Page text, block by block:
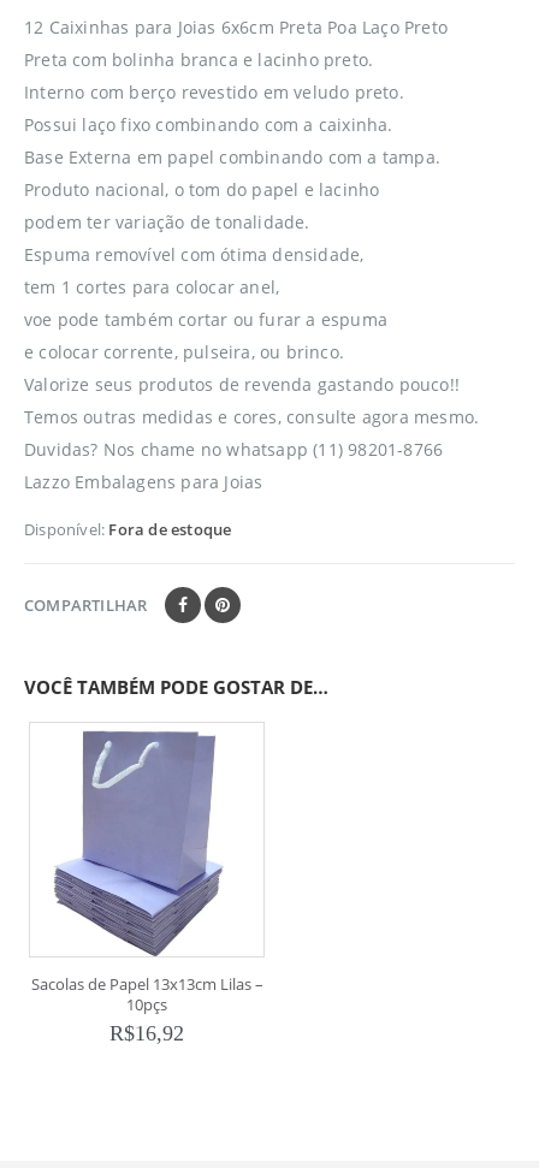
12 Caixinhas para Joias 6x6cm Preta Poa Laço Preto
Preta com bolinha branca e lacinho preto.
Interno com berço revestido em veludo preto.
Possui laço fixo combinando com a caixinha.
Base Externa em papel combinando com a tampa.
Produto nacional, o tom do papel e lacinho
podem ter variação de tonalidade.
Espuma removível com ótima densidade,
tem 1 cortes para colocar anel,
voe pode também cortar ou furar a espuma
e colocar corrente, pulseira, ou brinco.
Valorize seus produtos de revenda gastando pouco!!
Temos outras medidas e cores, consulte agora mesmo.
Duvidas? Nos chame no whatsapp (11) 98201-8766
Lazzo Embalagens para Joias
Disponível: Fora de estoque
COMPARTILHAR
VOCÊ TAMBÉM PODE GOSTAR DE…
Sacolas de Papel 13x13cm Lilas –
10pçs
R$16,92